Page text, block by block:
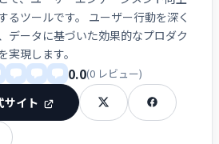
るツールです。 ユーザー行動を深く
データに基づいた効果的なプロダク
実現します。
0.0(0 レビュー)
サイト